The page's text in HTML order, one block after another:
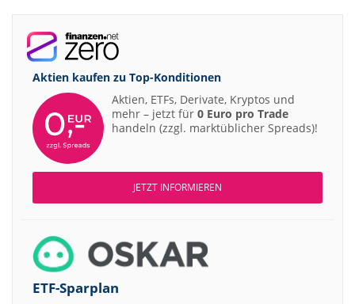
Aktien kaufen zu Top-Konditionen
Aktien, ETFs, Derivate, Kryptos und
mehr – jetzt für 0 Euro pro Trade
handeln (zzgl. marktüblicher Spreads)!
JETZT INFORMIEREN
ETF-Sparplan